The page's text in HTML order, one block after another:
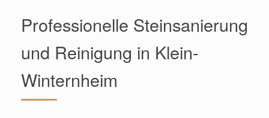
Professionelle Steinsanierung
und Reinigung in Klein-
Winternheim